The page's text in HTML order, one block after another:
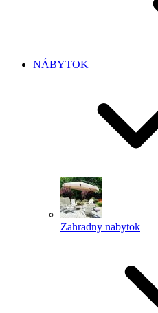
NÁBYTOK
Zahradny nabytok